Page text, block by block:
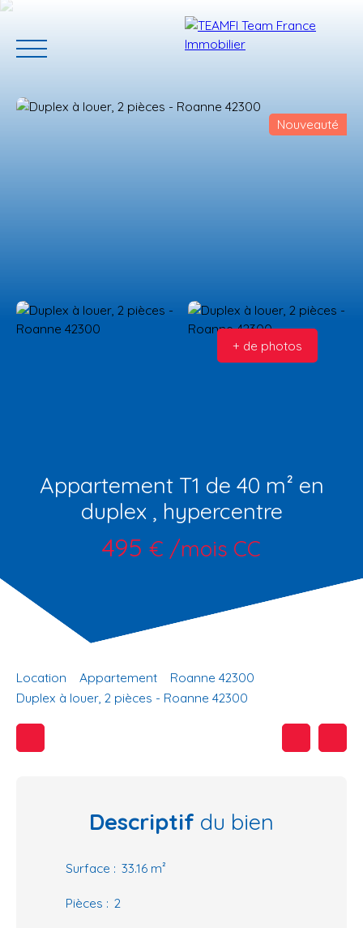
Estimation
Nouveauté
+ de photos
Appartement T1 de 40 m² en
duplex , hypercentre
495 € /mois CC
Location Appartement
Roanne 42300
Duplex à louer, 2 pièces - Roanne 42300
Descriptif du bien
Surface : 33.16 m²
Pièces : 2